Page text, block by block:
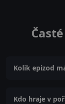
Kolik epizod
Kdo hraje v